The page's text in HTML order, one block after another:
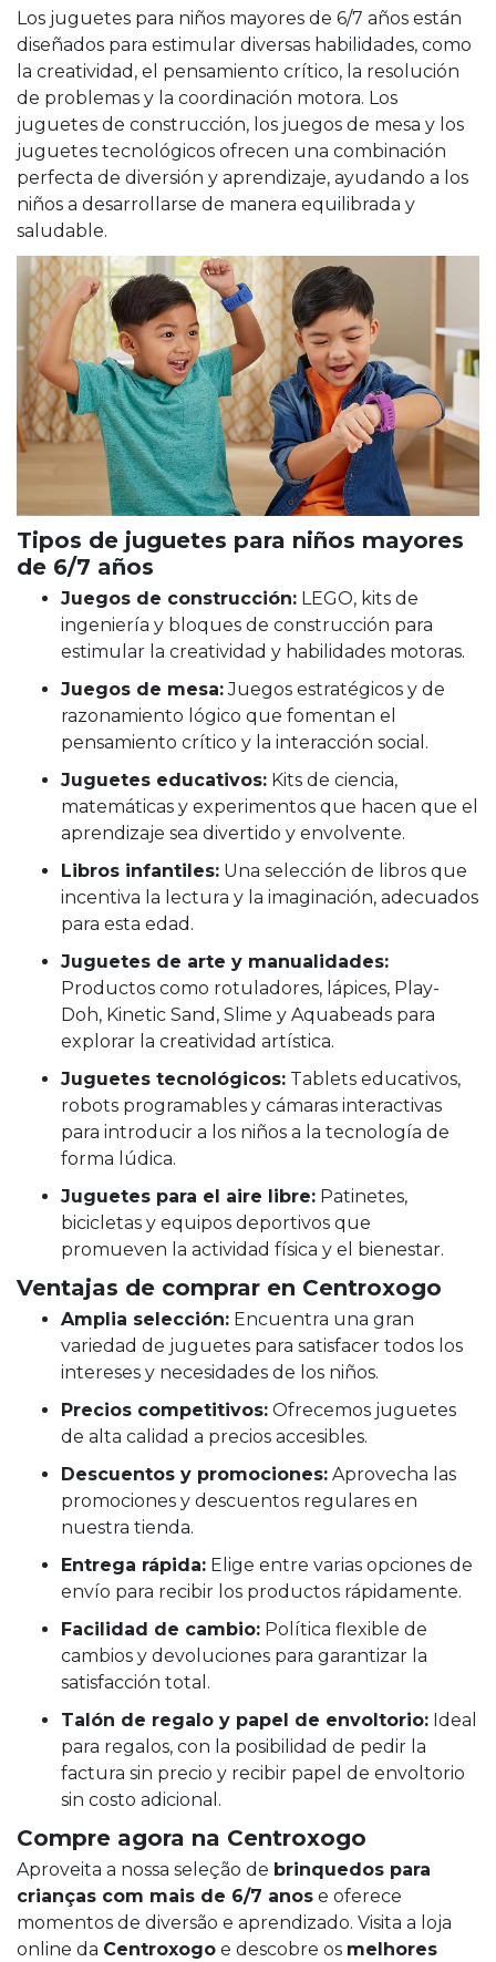
Los juguetes para niños mayores de 6/7 años están
diseñados para estimular diversas habilidades, como
la creatividad, el pensamiento crítico, la resolución
de problemas y la coordinación motora. Los
juguetes de construcción, los juegos de mesa y los
juguetes tecnológicos ofrecen una combinación
perfecta de diversión y aprendizaje, ayudando a los
niños a desarrollarse de manera equilibrada y
saludable.
Tipos de juguetes para niños mayores
de 6/7 años
Juegos de construcción: LEGO, kits de
ingeniería y bloques de construcción para
estimular la creatividad y habilidades motoras.
Juegos de mesa:Juegos estratégicos y de
razonamiento lógico que fomentan el
pensamiento crítico y la interacción social.
Juguetes educativos: Kits de ciencia,
matemáticas y experimentos que hacen que el
aprendizaje sea divertido y envolvente.
Libros infantiles: Una selección de libros que
incentiva la lectura y la imaginación, adecuados
para esta edad.
Juguetes de arte y manualidades:
Productos como rotuladores, lápices, Play-
Doh, Kinetic Sand, Slime y Aquabeads para
explorar la creatividad artística.
Juguetes tecnológicos: Tablets educativos,
robots programables y cámaras interactivas
para introducir a los niños a la tecnología de
forma lúdica.
Juguetes para el aire libre: Patinetes,
bicicletas y equipos deportivos que
promueven la actividad física y el bienestar.
Ventajas de comprar en Centroxogo
Amplia selección: Encuentra una gran
variedad de juguetes para satisfacer todos los
intereses y necesidades de los niños.
Precios competitivos: Ofrecemos juguetes
de alta calidad a precios accesibles.
Descuentos y promociones: Aprovecha las
promociones y descuentos regulares en
nuestra tienda.
Entrega rápida: Elige entre varias opciones de
envío para recibir los productos rápidamente.
Facilidad de cambio: Política flexible de
cambios y devoluciones para garantizar la
satisfacción total.
Talón de regalo y papel de envoltorio: Ideal
para regalos, con la posibilidad de pedir la
factura sin precio y recibir papel de envoltorio
sin costo adicional.
Compre agora na Centroxogo
Aproveita a nossa seleção de brinquedos para
crianças com mais de 6/7 anos e oferece
momentos de diversão e aprendizado. Visita a loja
online da Centroxogo e descobre os melhores